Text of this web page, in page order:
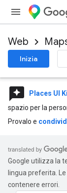
Web
Inizia
reviews Places UI
spazio per la
Provalo e
Google utilizza la
lingua preferita.
contenere errori.